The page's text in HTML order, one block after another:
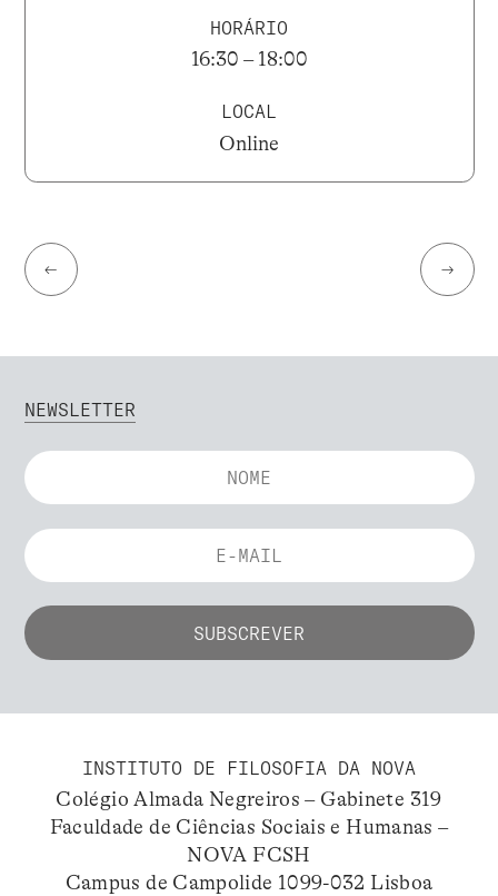
HORÁRIO
16:30 – 18:00
LOCAL
Online
← →
NEWSLETTER
INSTITUTO DE FILOSOFIA DA NOVA
Colégio Almada Negreiros – Gabinete 319
Faculdade de Ciências Sociais e Humanas –
NOVA FCSH
Campus de Campolide 1099-032 Lisboa